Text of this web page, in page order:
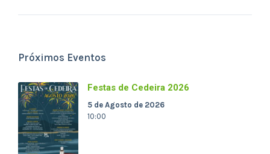
Próximos Eventos
Festas de Cedeira 2026
5 de Agosto de 2026
10:00